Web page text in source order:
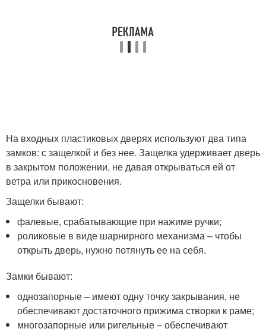
На входных пластиковых дверях используют два типа
замков: с защелкой и без нее. Защелка удерживает дверь
в закрытом положении, не давая открываться ей от
ветра или прикосновения.
Защелки бывают:
фалевые, срабатывающие при нажиме ручки;
роликовые в виде шарнирного механизма – чтобы
открыть дверь, нужно потянуть ее на себя.
Замки бывают:
однозапорные – имеют одну точку закрывания, не
обеспечивают достаточного прижима створки к раме;
многозапорные или ригельные – обеспечивают